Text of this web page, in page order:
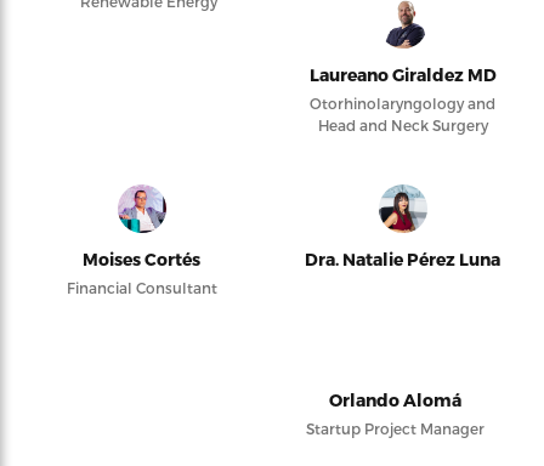
Laureano Giraldez MD
Otorhinolaryngology and
Head and Neck Surgery
Moises Cortés
Financial Consultant
Dra. Natalie Pérez Luna
Orlando Alomá
Startup Project Manager